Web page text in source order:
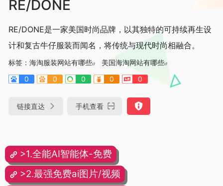
RE/DONE
RE/DONE是一家美国时尚品牌，以其独特的可持续再生设
计和复古牛仔服装而闻名，将传统与现代时尚相融合。
标签： 海淘服装网站有哪些
美国海淘网站有哪些
0
0 0 0 0
链接直达 手机查看
>1.全能AI智能体-免费
>2.最强免费ai图片/视频